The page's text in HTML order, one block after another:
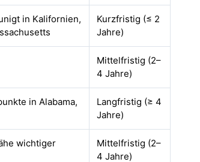
in Kalifornien,
Kurzfristig (≤ 2
Jahre)
Mittelfristig (2–
4 Jahre)
in Alabama,
Langfristig (≥ 4
Jahre)
wichtiger
Mittelfristig (2–
4 Jahre)